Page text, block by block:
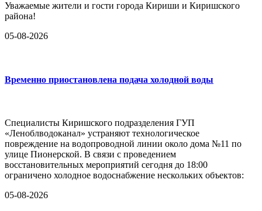
Уважаемые жители и гости города Кириши и Киришского
района!
05-08-2026
Временно приостановлена подача холодной воды
Специалисты Киришского подразделения ГУП
«Леноблводоканал» устраняют технологическое
повреждение на водопроводной линии около дома №11 по
улице Пионерской. В связи с проведением
восстановительных мероприятий сегодня до 18:00
ограничено холодное водоснабжение нескольких объектов:
05-08-2026